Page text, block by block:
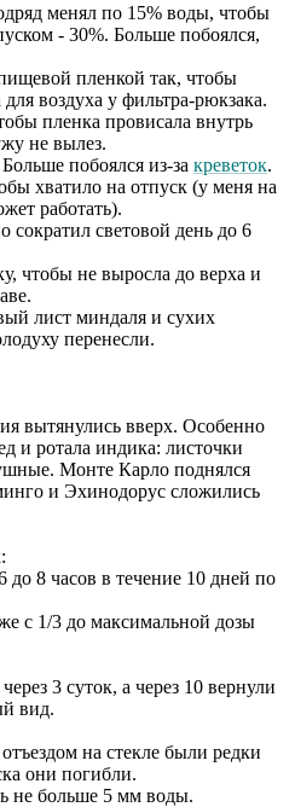
менял по 15% воды, чтобы
- 30%. Больше побоялся,
пленкой так, чтобы
воздуха у фильтра-рюкзака.
пленка провисала внутрь
не вылез.
побоялся из-за креветок.
хватило на отпуск (у меня на
работать).
сократил световой день до 6
чтобы не выросла до верха и
лист миндаля и сухих
перенесли.
вытянулись вверх. Особенно
и ротала индика: листочки
Монте Карло поднялся
и Эхинодорус сложились
до 8 часов в течение 10 дней по
с 1/3 до максимальной дозы
3 суток, а через 10 вернули
вид.
на стекле были редки
они погибли.
не больше 5 мм воды.